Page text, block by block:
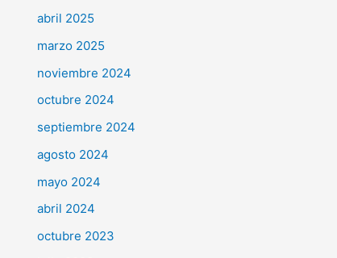
abril 2025
marzo 2025
noviembre 2024
octubre 2024
septiembre 2024
agosto 2024
mayo 2024
abril 2024
octubre 2023